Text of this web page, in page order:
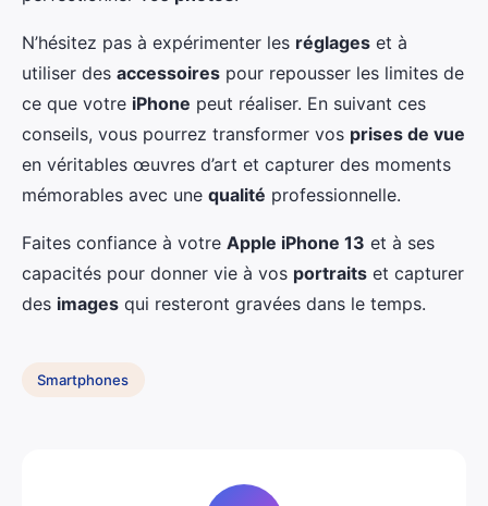
N’hésitez pas à expérimenter les réglages et à
utiliser des accessoires pour repousser les limites de
ce que votre iPhone peut réaliser. En suivant ces
conseils, vous pourrez transformer vos prises de vue
en véritables œuvres d’art et capturer des moments
mémorables avec une qualité professionnelle.
Faites confiance à votre Apple iPhone 13 et à ses
capacités pour donner vie à vos portraits et capturer
des images qui resteront gravées dans le temps.
Smartphones